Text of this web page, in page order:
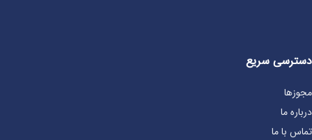
دسترسی سریع
مجوزها
درباره ما
تماس با ما